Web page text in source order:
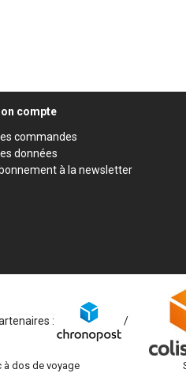
compte
commandes
données
à la newsletter
:
/
à dos de voyage